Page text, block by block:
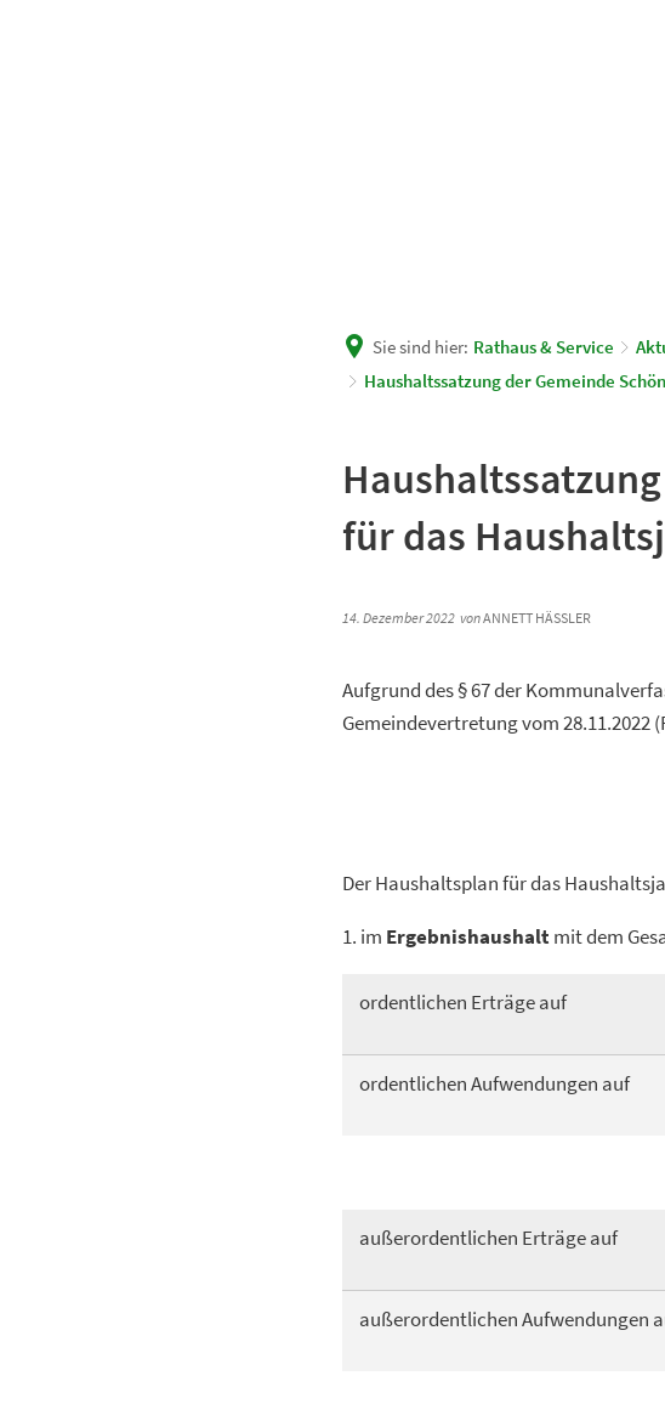
Sie sind hier: Rathaus & Service
Haushaltssatzung der Gemeinde
für das
14. Dezember 2022 vonANNETT HÄSSLER
Aufgrund des § 67 der
Gemeindevertretung vom 28.11.2022
Der Haushaltsplan für das
1. im Ergebnishaushalt mit dem
ordentlichen Erträge auf
ordentlichen Aufwendungen auf
außerordentlichen Erträge auf
außerordentlichen Aufwendungen